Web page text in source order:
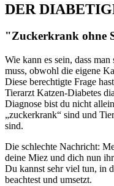
DER
"Zuckerkrank ohne
Wie kann es sein, dass
muss, obwohl die eigene
Diese berechtigte Frage
Tierarzt Katzen-Diabetes
Diagnose bist du nicht
„zuckerkrank“ sind und
sind.
Die schlechte Nachricht:
deine Miez und dich nun
Du kannst sehr viel tun, in
beachtest und umsetzt.